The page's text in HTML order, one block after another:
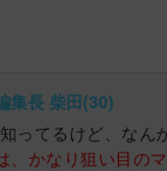
集長 柴田(30)
知ってるけど、な
、かなり狙い目の